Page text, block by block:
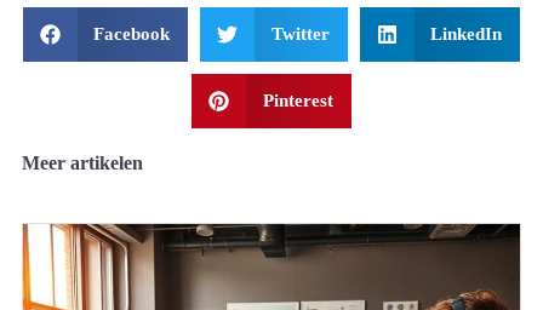
Facebook Twitter LinkedIn
Pinterest
Meer artikelen